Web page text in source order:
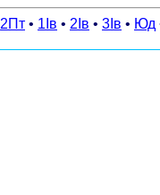
2Пт • 1Ів • 2Ів • 3Ів • Юд